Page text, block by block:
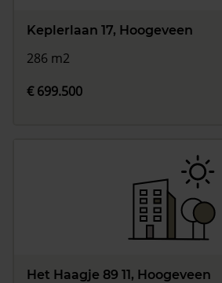
Keplerlaan 17, Hoogeveen
286 m2
€ 699.500
Het Haagje 89 11, Hoogeveen